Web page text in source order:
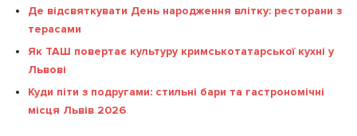
Де відсвяткувати День народження влітку: ресторани з
терасами
Як ТАШ повертає культуру кримськотатарської кухні у
Львові
Куди піти з подругами: стильні бари та гастрономічні
місця Львів 2026